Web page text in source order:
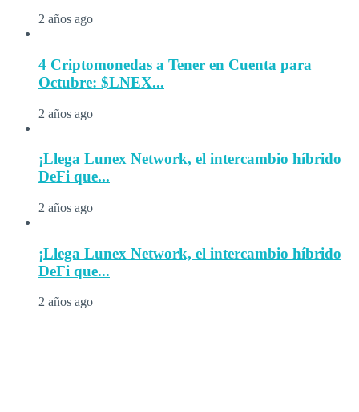
2 años ago
4 Criptomonedas a Tener en Cuenta para
Octubre: $LNEX...
2 años ago
¡Llega Lunex Network, el intercambio híbrido
DeFi que...
2 años ago
¡Llega Lunex Network, el intercambio híbrido
DeFi que...
2 años ago